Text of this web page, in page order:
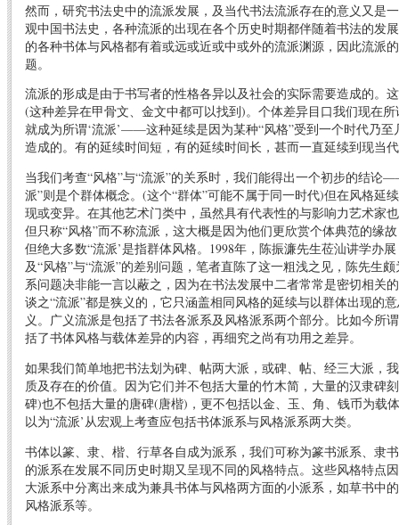
然而，研究书法史中的流派发展，及当代书法流派存在的意义又是
观中国书法史，各种流派的出现在各个历史时期都伴随着书法的发
的各种书体与风格都有着或远或近或中或外的流派渊源，因此流派
题。
流派的形成是由于书写者的性格各异以及社会的实际需要造成的。
(这种差异在甲骨文、金文中都可以找到)。个体差异目口我们现在
就成为所谓‘流派’——这种延续是因为某种“风格”受到一个时代乃
造成的。有的延续时间短，有的延续时间长，甚而一直延续到现当
当我们考查“风格”与“流派”的关系时，我们能得出一个初步的结论
派”则是个群体概念。(这个“群体”可能不属于同一时代)但在风格延
现或变异。在其他艺术门类中，虽然具有代表性的与影响力艺术家
但只称“风格”而不称流派，这大概是因为他们更欣赏个体典范的缘
但绝大多数“流派’是指群体风格。1998年，陈振濂先生莅汕讲学办
及“风格”与“流派”的差别问题，笔者直陈了这一粗浅之见，陈先生
系问题决非能一言以蔽之，因为在书法发展中二者常常是密切相关
谈之“流派”都是狭义的，它只涵盖相同风格的延续与以群体出现的
义。广义流派是包括了书法各派系及风格派系两个部分。比如今所
括了书体风格与载体差异的内容，再细究之尚有功用之差异。
如果我们简单地把书法划为碑、帖两大派，或碑、帖、经三大派，
质及存在的价值。因为它们并不包括大量的竹木简，大量的汉隶碑
碑)也不包括大量的唐碑(唐楷)，更不包括以金、玉、角、钱币为载
以为“流派’从宏观上考查应包括书体派系与风格派系两大类。
书体以篆、隶、楷、行草各自成为派系，我们可称为篆书派系、隶
的派系在发展不同历史时期又呈现不同的风格特点。这些风格特点
大派系中分离出来成为兼具书体与风格两方面的小派系，如草书中
风格派系等。